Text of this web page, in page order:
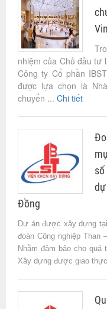
nhiệm của Chủ đầu tư
Công ty Cổ phần
được lựa chọn là
chuyển ... Chi tiết
Đồng
Dự án được xây dựng
đoàn Công nghiệp Than
Nhằm đảm bảo cho
Xây dựng được giao